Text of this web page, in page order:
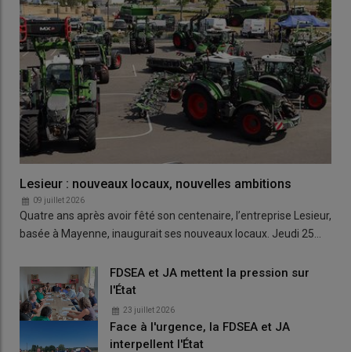
Lesieur : nouveaux locaux, nouvelles ambitions
09 juillet 2026
Quatre ans après avoir fêté son centenaire, l’entreprise Lesieur,
basée à Mayenne, inaugurait ses nouveaux locaux. Jeudi 25…
FDSEA et JA mettent la pression sur
l'État
23 juillet 2026
Face à l'urgence, la FDSEA et JA
interpellent l'État